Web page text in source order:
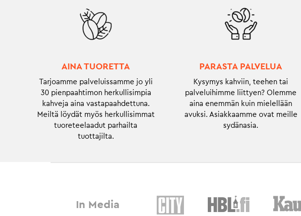
AINA TUORETTA
Tarjoamme palveluissamme jo yli
30 pienpaahtimon herkullisimpia
kahveja aina vastapaahdettuna.
Meiltä löydät myös herkullisimmat
tuoreteelaadut parhailta
tuottajilta.
PARASTA PALVELUA
Kysymys kahviin, teehen tai
palveluihimme liittyen? Olemme
aina enemmän kuin mielellään
avuksi. Asiakkaamme ovat meille
sydänasia.
In Media